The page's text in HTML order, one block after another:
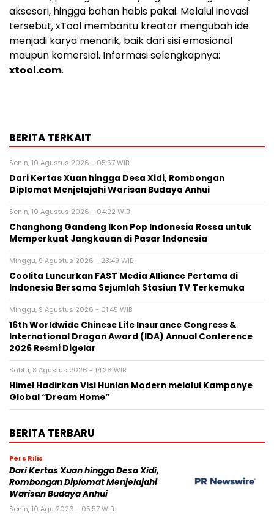
aksesori, hingga bahan habis pakai. Melalui inovasi
tersebut, xTool membantu kreator mengubah ide
menjadi karya menarik, baik dari sisi emosional
maupun komersial. Informasi selengkapnya:
xtool.com.
BERITA TERKAIT
Senin, 10 Agustus 2026 - 05:57 WIB
Dari Kertas Xuan hingga Desa Xidi, Rombongan
Diplomat Menjelajahi Warisan Budaya Anhui
Senin, 10 Agustus 2026 - 04:22 WIB
Changhong Gandeng Ikon Pop Indonesia Rossa untuk
Memperkuat Jangkauan di Pasar Indonesia
Minggu, 9 Agustus 2026 - 23:49 WIB
Coolita Luncurkan FAST Media Alliance Pertama di
Indonesia Bersama Sejumlah Stasiun TV Terkemuka
Minggu, 9 Agustus 2026 - 01:45 WIB
16th Worldwide Chinese Life Insurance Congress &
International Dragon Award (IDA) Annual Conference
2026 Resmi Digelar
Sabtu, 8 Agustus 2026 - 14:26 WIB
Himel Hadirkan Visi Hunian Modern melalui Kampanye
Global “Dream Home”
BERITA TERBARU
Pers Rilis
Dari Kertas Xuan hingga Desa Xidi,
Rombongan Diplomat Menjelajahi
Warisan Budaya Anhui
Senin, 10 Agu 2026 - 05:57 WIB